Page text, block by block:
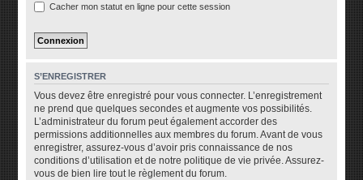
Cacher mon statut en ligne pour cette session
S’ENREGISTRER
Vous devez être enregistré pour vous connecter. L’enregistrement
ne prend que quelques secondes et augmente vos possibilités.
L’administrateur du forum peut également accorder des
permissions additionnelles aux membres du forum. Avant de vous
enregistrer, assurez-vous d’avoir pris connaissance de nos
conditions d’utilisation et de notre politique de vie privée. Assurez-
vous de bien lire tout le règlement du forum.